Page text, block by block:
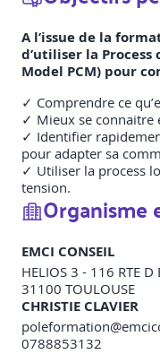
A l’issue de la
d’utiliser la Process
Model PCM) pour
✓ Comprendre ce
✓ Mieux se connaitre
✓ Identifier
pour adapter sa
✓ Utiliser la process
tension.
Organisme
EMCI CONSEIL
HELIOS 3 - 116 RTE D
31100 TOULOUSE
CHRISTIE CLAVIER
0788853132